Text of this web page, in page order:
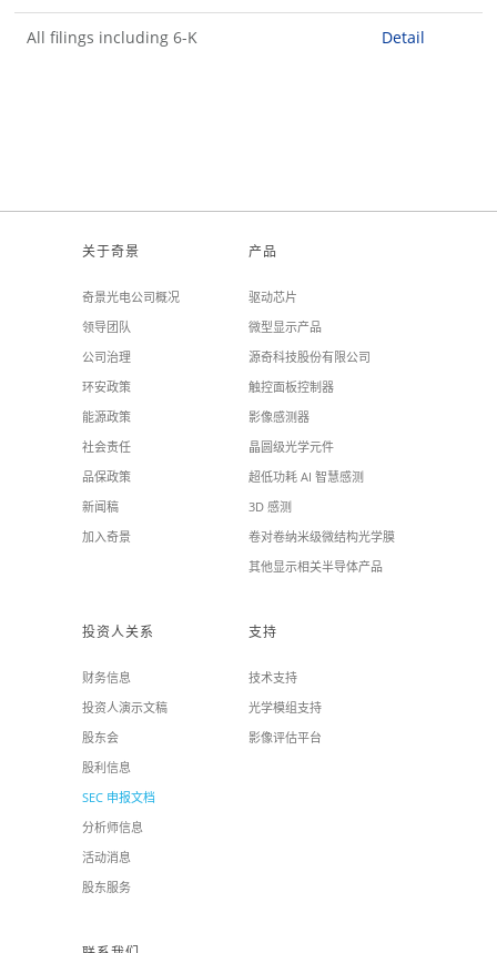
All filings including 6-K Detail
关于奇景
奇景光电公司概况
领导团队
公司治理
环安政策
能源政策
社会责任
品保政策
新闻稿
加入奇景
产品
驱动芯片
微型显示产品
源奇科技股份有限公司
触控面板控制器
影像感测器
晶圆级光学元件
超低功耗 AI 智慧感测
3D 感测
卷对卷纳米级微结构光学膜
其他显示相关半导体产品
投资人关系
财务信息
投资人演示文稿
股东会
股利信息
SEC 申报文档
分析师信息
活动消息
股东服务
支持
技术支持
光学模组支持
影像评估平台